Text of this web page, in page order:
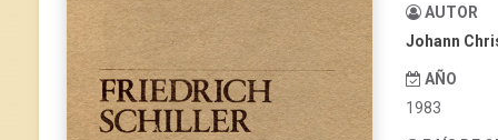
AUTOR
Johann
AÑO
1983